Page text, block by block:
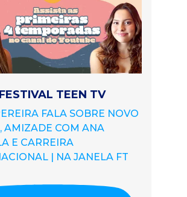
FESTIVAL TEEN TV
FALA SOBRE NOVO
AMIZADE COM ANA
E CARREIRA
| NA JANELA FT